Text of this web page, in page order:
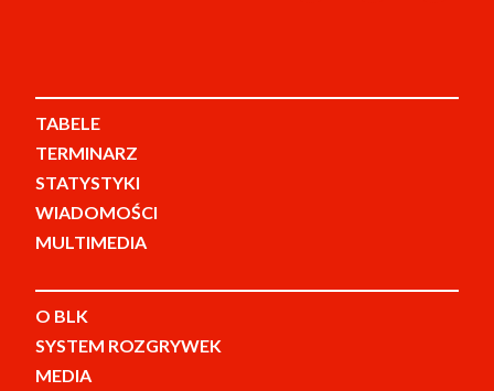
TABELE
TERMINARZ
STATYSTYKI
WIADOMOŚCI
MULTIMEDIA
O BLK
SYSTEM ROZGRYWEK
MEDIA